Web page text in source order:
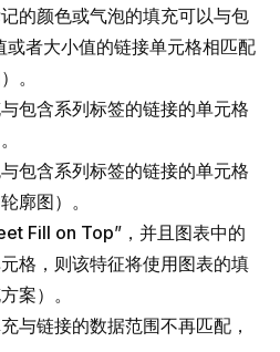
的颜色或气泡的填充可以与包
者大小值的链接单元格相匹配
）。
包含系列标签的链接的单元格
包含系列标签的链接的单元格
廓图）。
Fill on Top”，并且图表中的
格，则该特征将使用图表的填
案）。
与链接的数据范围不再匹配，